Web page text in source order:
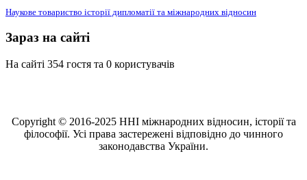
Наукове товариство історії дипломатії та міжнародних відносин
Зараз на сайті
На сайті 354 гостя та 0 користувачів
Copyright © 2016-2025 ННІ міжнародних відносин, історії та
філософії. Усі права застережені відповідно до чинного
законодавства України.